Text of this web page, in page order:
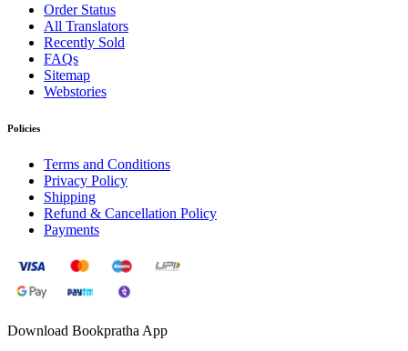
Order Status
All Translators
Recently Sold
FAQs
Sitemap
Webstories
Policies
Terms and Conditions
Privacy Policy
Shipping
Refund & Cancellation Policy
Payments
Download Bookpratha App